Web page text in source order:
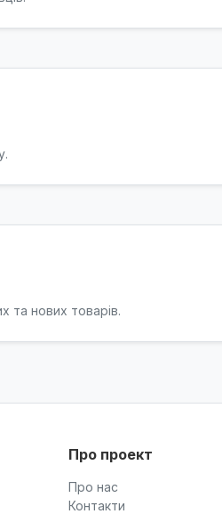
та нових товарів.
Про проект
Про нас
Контакти